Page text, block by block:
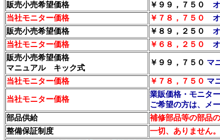
販売小売希望価格
￥９９，７５０
当社モニター価格
￥７８，７５０
販売小売希望価格
￥８９，２５０
当社モニター価格
￥６８，２５０
販売小売希望価格
マニュアル キック式
￥９９，７５０ マ
当社モニター価格 ￥ ７８，７５０ マ
当社モニター価格
業販価格・モニタ
ご希望の方は、メ
部品供給
補修部品等の部品
整備保証制度
一切、ありません。